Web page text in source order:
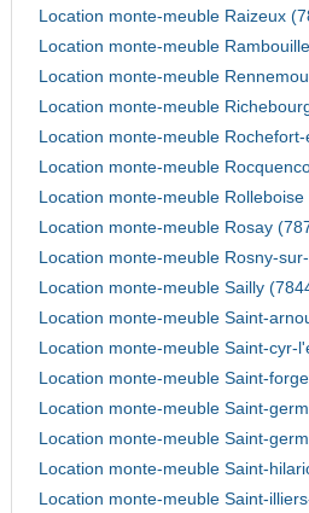
Location monte-meuble Raizeux
Location monte-meuble
Location monte-meuble
Location monte-meuble
Location monte-meuble
Location monte-meuble
Location monte-meuble Rolleboise
Location monte-meuble Rosay
Location monte-meuble Rosny-
Location monte-meuble Sailly
Location monte-meuble Saint-
Location monte-meuble Saint-cyr-
Location monte-meuble Saint-
Location monte-meuble Saint-
Location monte-meuble Saint-
Location monte-meuble Saint-
Location monte-meuble Saint-